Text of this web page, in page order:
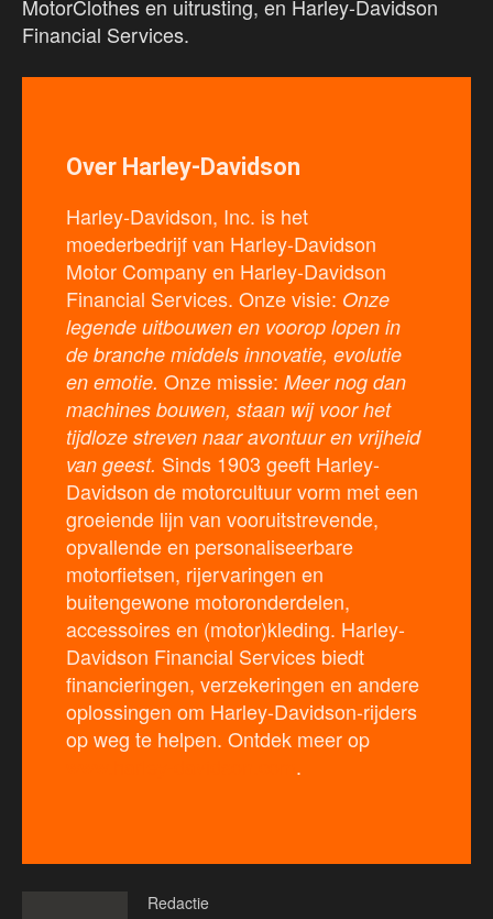
MotorClothes en uitrusting, en Harley-Davidson
Financial Services.
Over Harley-Davidson
Harley-Davidson, Inc. is het
moederbedrijf van Harley-Davidson
Motor Company en Harley-Davidson
Financial Services. Onze visie: Onze
legende uitbouwen en voorop lopen in
de branche middels innovatie, evolutie
en emotie. Onze missie: Meer nog dan
machines bouwen, staan wij voor het
tijdloze streven naar avontuur en vrijheid
van geest. Sinds 1903 geeft Harley-
Davidson de motorcultuur vorm met een
groeiende lijn van vooruitstrevende,
opvallende en personaliseerbare
motorfietsen, rijervaringen en
buitengewone motoronderdelen,
accessoires en (motor)kleding. Harley-
Davidson Financial Services biedt
financieringen, verzekeringen en andere
oplossingen om Harley-Davidson-rijders
op weg te helpen. Ontdek meer op
.
Redactie